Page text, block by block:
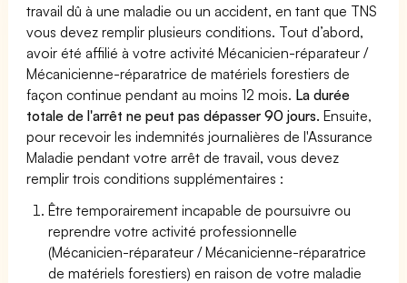
travail dû à une maladie ou un accident, en tant que TNS
vous devez remplir plusieurs conditions. Tout d’abord,
avoir été affilié à votre activité Mécanicien-réparateur /
Mécanicienne-réparatrice de matériels forestiers de
façon continue pendant au moins 12 mois. La durée
totale de l'arrêt ne peut pas dépasser 90 jours. Ensuite,
pour recevoir les indemnités journalières de l'Assurance
Maladie pendant votre arrêt de travail, vous devez
remplir trois conditions supplémentaires :
Être temporairement incapable de poursuivre ou
reprendre votre activité professionnelle
(Mécanicien-réparateur / Mécanicienne-réparatrice
de matériels forestiers) en raison de votre maladie